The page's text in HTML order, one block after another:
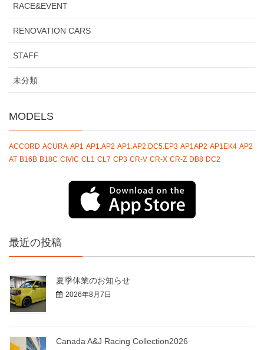
RACE&EVENT
RENOVATION CARS
STAFF
未分類
MODELS
ACCORD ACURA AP1 AP1.AP2 AP1.AP2.DC5.EP3 AP1AP2 AP1EK4 AP2
AT B16B B18C CIVIC CL1 CL7 CP3 CR-V CR-X CR-Z DB8 DC2
最近の投稿
夏季休業のお知らせ
2026年8月7日
Canada A&J Racing Collection2026